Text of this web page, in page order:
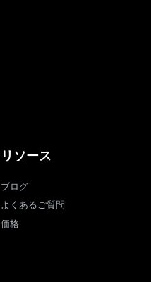
リソース
ブログ
よくあるご質問
価格